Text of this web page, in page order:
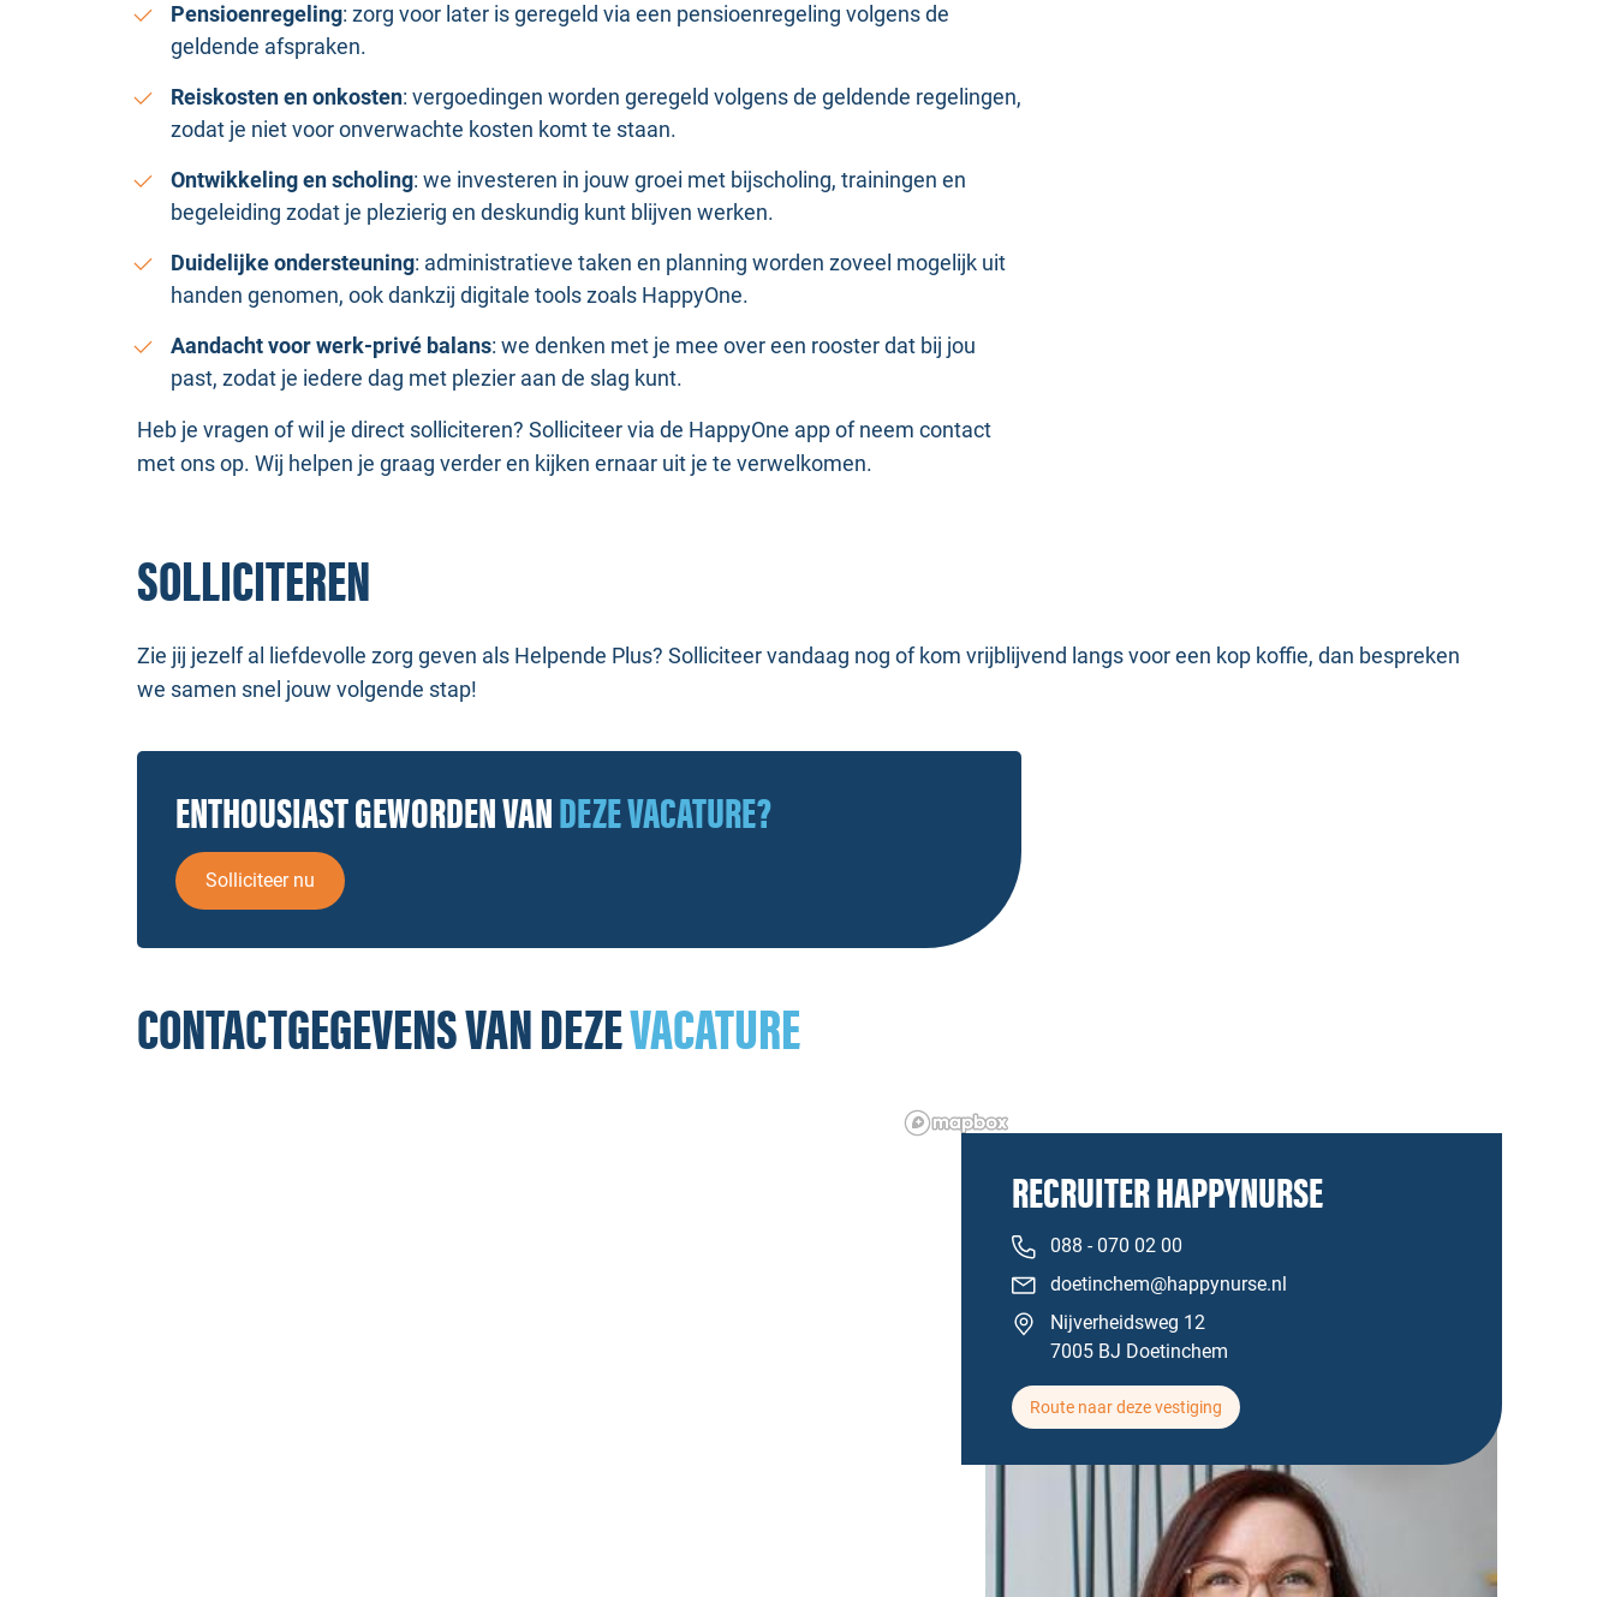
Pensioenregeling: zorg voor later is geregeld via een pensioenregeling volgens de
geldende afspraken.
Reiskosten en onkosten: vergoedingen worden geregeld volgens de geldende regelingen,
zodat je niet voor onverwachte kosten komt te staan.
Ontwikkeling en scholing: we investeren in jouw groei met bijscholing, trainingen en
begeleiding zodat je plezierig en deskundig kunt blijven werken.
Duidelijke ondersteuning: administratieve taken en planning worden zoveel mogelijk uit
handen genomen, ook dankzij digitale tools zoals HappyOne.
Aandacht voor werk‑privé balans: we denken met je mee over een rooster dat bij jou
past, zodat je iedere dag met plezier aan de slag kunt.
Heb je vragen of wil je direct solliciteren? Solliciteer via de HappyOne app of neem contact
met ons op. Wij helpen je graag verder en kijken ernaar uit je te verwelkomen.
SOLLICITEREN
Zie jij jezelf al liefdevolle zorg geven als Helpende Plus? Solliciteer vandaag nog of kom vrijblijvend langs voor een kop koffie, dan bespreken
we samen snel jouw volgende stap!
ENTHOUSIAST GEWORDEN VANDEZE VACATURE?
Solliciteer nu
CONTACTGEGEVENS VAN DEZEVACATURE
RECRUITER HAPPYNURSE
088 - 070 02 00
doetinchem@happynurse.nl
Nijverheidsweg 12
7005 BJ Doetinchem
Route naar deze vestiging